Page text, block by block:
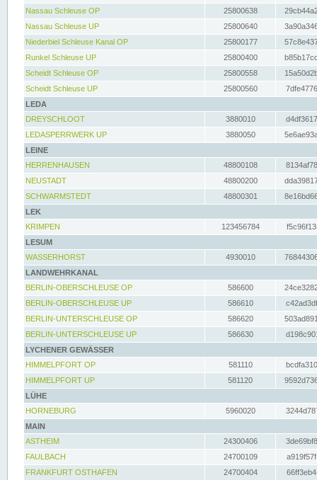
Nassau Schleuse OP
25800638
Nassau Schleuse UP
25800640
Niederbiel Schleuse Kanal OP
25800177
Runkel Schleuse UP
25800400
Scheidt Schleuse OP
25800558
Scheidt Schleuse UP
25800560
LEDA
DREYSCHLOOT
3880010
LEDASPERRWERK UP
3880050
LEINE
HERRENHAUSEN
48800108
NEUSTADT
48800200
SCHWARMSTEDT
48800301
LEK
KRIMPEN
123456784
LESUM
WASSERHORST
4930010
LANDWEHRKANAL
BERLIN-OBERSCHLEUSE OP
586600
BERLIN-OBERSCHLEUSE UP
586610
BERLIN-UNTERSCHLEUSE OP
586620
BERLIN-UNTERSCHLEUSE UP
586630
LYCHENER GEWÄSSER
HIMMELPFORT OP
581110
HIMMELPFORT UP
581120
LÜHE
HORNEBURG
5960020
MAIN
ASTHEIM
24300406
FAULBACH
24700109
FRANKFURT OSTHAFEN
24700404